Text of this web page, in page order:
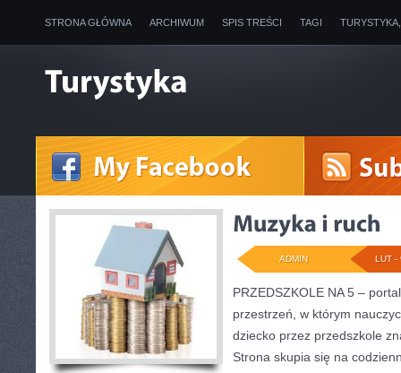
STRONA GŁÓWNA ARCHIWUM SPIS TREŚCI TAGI
LUT -
ADMIN
PRZEDSZKOLE NA 5 –
przestrzeń, w którym
dziecko przez przedszkole
Strona skupia się na